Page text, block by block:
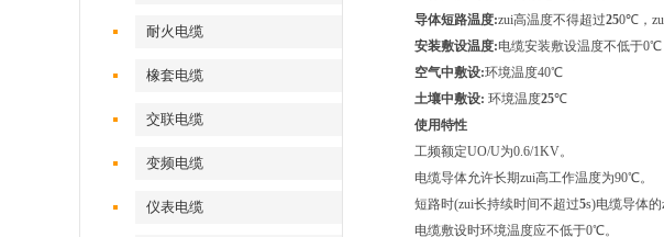
耐火电缆
橡套电缆
交联电缆
变频电缆
仪表电缆
导体短路温度:zui高温度不得超过250℃，
安装敷设温度:电缆安装敷设温度不低于0℃
空气中敷设:环境温度40℃
土壤中敷设: 环境温度25℃
使用特性
工频额定UO/U为0.6/1KV。
电缆导体允许长期zui高工作温度为90℃。
短路时(zui长持续时间不超过5s)电缆导体
电缆敷设时环境温度应不低于0℃。